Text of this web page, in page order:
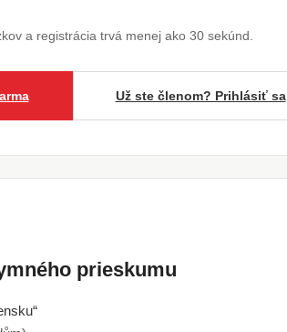
a registrácia trvá menej ako 30 sekúnd.
Už ste členom? Prihlásiť sa
prieskumu